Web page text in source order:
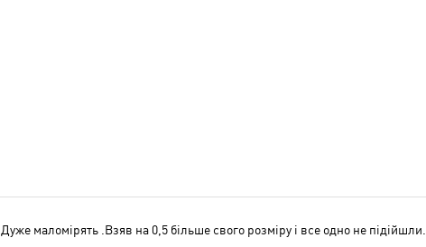
Дуже маломірять .Взяв на 0,5 більше свого розміру і все одно не підійшли.